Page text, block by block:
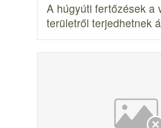
A húgyúti fertőzések a
területről ter­jedhetnek